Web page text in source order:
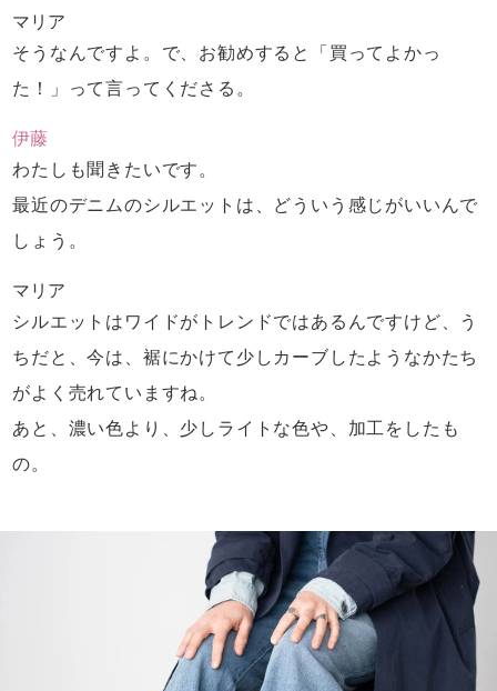
マリア
そうなんですよ。で、お勧めすると
「買ってよかっ
た！」って言ってくださる。
伊藤
わたしも聞きたいです。
最近のデニムのシルエットは、 どういう感じがいいんで
しょう。
マリア
シルエットはワイドがトレンドではあるんですけど、
う
ちだと、今は、裾にかけて少しカーブしたようなかたち
がよく売れていますね。
あと、濃い色より、 少しライトな色や、加工をしたも
の。